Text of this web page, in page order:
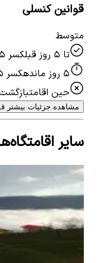
قوانین کنسلی
متوسط
تا ۵ روز قبل
کسر ۱۵٪
۵ روز مانده
کسر ۱۵٪ + شب اول + ۵۰٪
حین اقامتبازگشت ۵۰٪
مشاهده جزئیات بیشتر
سایر
اجاره ویلا
رستم آباد
1 اتاق خواب10 نفر